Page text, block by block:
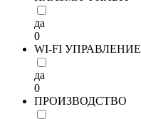
да
0
WI-FI УПРАВЛЕНИЕ
да
0
ПРОИЗВОДСТВО